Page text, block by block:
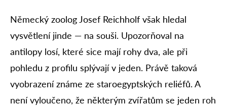
Německý zoolog Josef Reichholf však hledal
vysvětlení jinde — na souši. Upozorňoval na
antilopy losí, které sice mají rohy dva, ale při
pohledu z profilu splývají v jeden. Právě taková
vyobrazení známe ze staroegyptských reliéfů. A
není vyloučeno, že některým zvířatům se jeden roh